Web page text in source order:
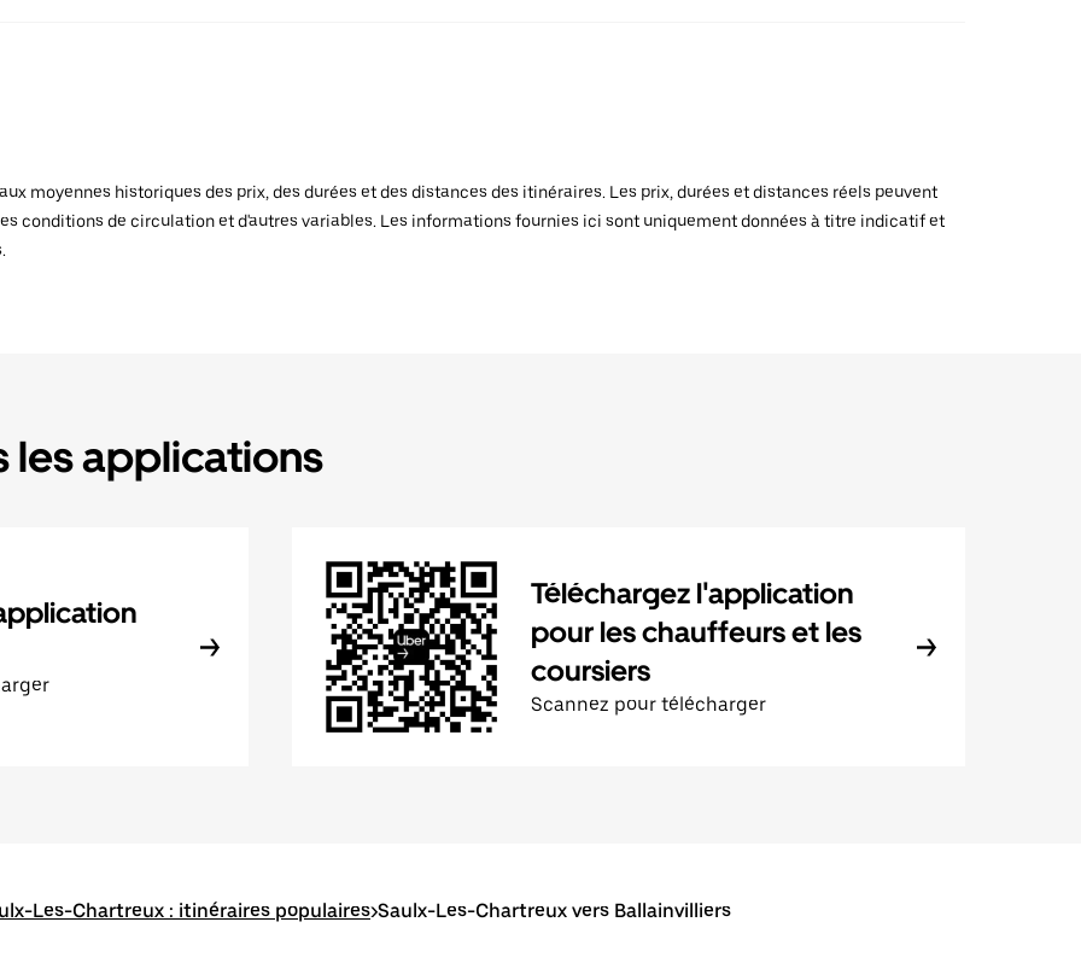
moyennes historiques des prix, des durées et des distances des itinéraires. Les prix, durées et distances réels peuvent
conditions de circulation et d'autres variables. Les informations fournies ici sont uniquement données à titre indicatif et
les applications
Téléchargez l'application
pour les chauffeurs et les
coursiers
Scannez pour télécharger
Les-Chartreux : itinéraires populaires>Saulx-Les-Chartreux vers Ballainvilliers